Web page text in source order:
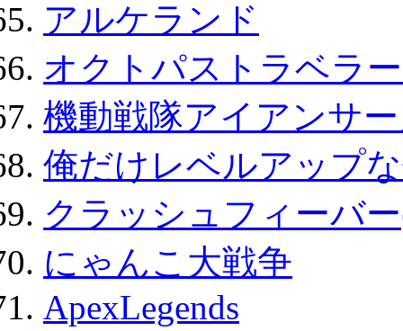
アルケランド
オクトパストラベラ
機動戦隊アイアンサ
俺だけレベルアップ
クラッシュフィーバ
にゃんこ大戦争
ApexLegends